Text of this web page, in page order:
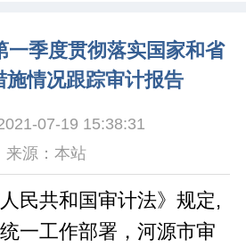
一季度贯彻落实国家和省
施情况跟踪审计报告
07-19 15:38:31
来源：本站
民共和国审计法》规定,
一工作部署，河源市审